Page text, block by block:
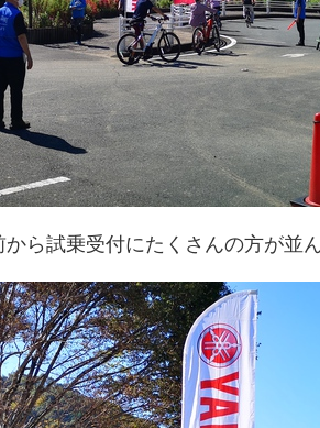
ら試乗受付にたくさんの方が並